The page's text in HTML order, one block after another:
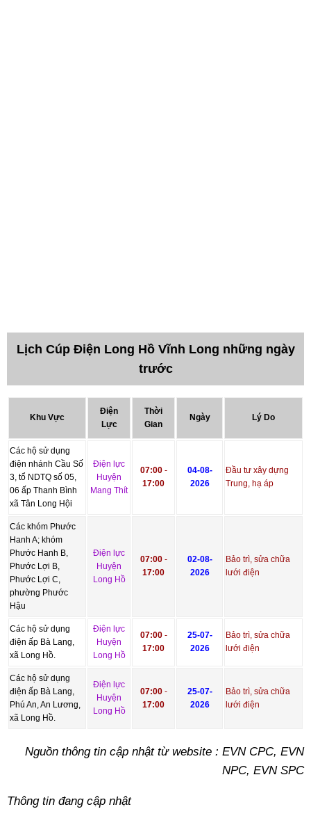
Lịch Cúp Điện Long Hồ Vĩnh Long những ngày
trước
Khu Vực
Điện
Lực
Thời
Gian
Ngày Lý Do
Các hộ sử dụng
điện nhánh Cầu Số
3, tổ NDTQ số 05,
06 ấp Thanh Bình
xã Tân Long Hội
Điện lực
Huyện
Mang Thít
07:00-
17:00
04-08-
2026
Đầu tư xây dựng
Trung, hạ áp
Các khóm Phước
Hanh A; khóm
Phước Hanh B,
Phước Lợi B,
Phước Lợi C,
phường Phước
Hậu
Điện lực
Huyện
Long Hồ
07:00-
17:00
02-08-
2026
Bảo trì, sửa chữa
lưới điện
Các hộ sử dụng
điện ấp Bà Lang,
xã Long Hồ.
Điện lực
Huyện
Long Hồ
07:00-
17:00
25-07-
2026
Bảo trì, sửa chữa
lưới điện
Các hộ sử dụng
điện ấp Bà Lang,
Phú An, An Lương,
xã Long Hồ.
Điện lực
Huyện
Long Hồ
07:00-
17:00
25-07-
2026
Bảo trì, sửa chữa
lưới điện
Nguồn thông tin cập nhật từ website : EVN CPC, EVN
NPC, EVN SPC
Thông tin đang cập nhật